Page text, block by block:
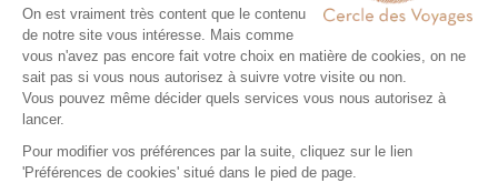
04 Partez l’esprit léger
Votre carnet de voyage personnalisé
contient les informations essentielles.
disponible 24/7